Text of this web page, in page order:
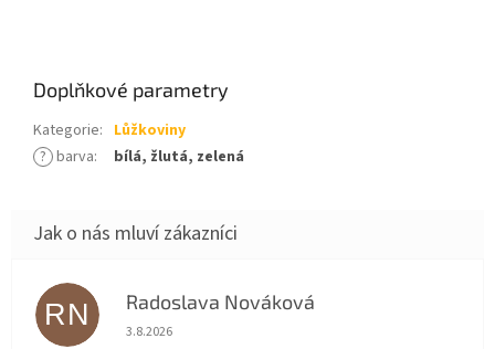
Doplňkové parametry
Kategorie: Lůžkoviny
? barva: bílá, žlutá, zelená
RN Radoslava Nováková
Hodnocení obchodu je 5 z 5 hvězdiček.
3.8.2026